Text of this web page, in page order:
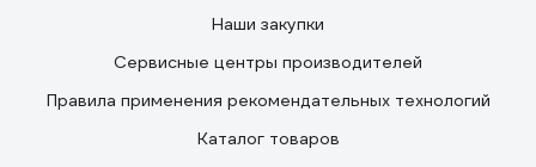
Наши закупки
Сервисные центры производителей
Правила применения рекомендательных технологий
Каталог товаров